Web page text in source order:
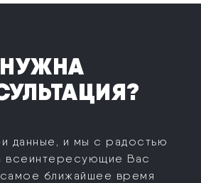
НУЖНА
данные, и мы с радостью
все интересующие Вас
ближайшее время